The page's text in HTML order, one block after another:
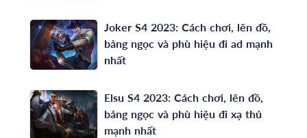
Joker S4 2023: Cách chơi, lên đồ,
bảng ngọc và phù hiệu đi ad mạnh
nhất
Elsu S4 2023: Cách chơi, lên đồ,
bảng ngọc và phù hiệu đi xạ thủ
mạnh nhất